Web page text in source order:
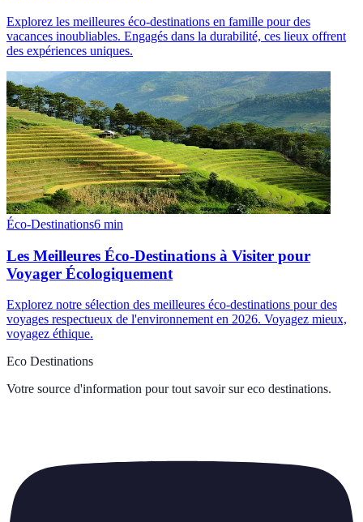
Explorez les meilleures éco-destinations en famille pour des
vacances inoubliables. Engagés dans la durabilité, ces lieux offrent
des expériences uniques.
Éco-Destinations6 min
Les Meilleures Éco-Destinations à Visiter pour
Voyager Écologiquement
Explorez notre sélection des meilleures éco-destinations pour des
voyages respectueux de l'environnement en 2026. Voyagez mieux,
voyagez éthique.
Eco Destinations
Votre source d'information pour tout savoir sur eco destinations.